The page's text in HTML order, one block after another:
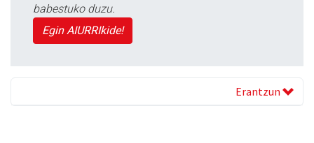
babestuko duzu.
Egin AIURRIkide!
Erantzun